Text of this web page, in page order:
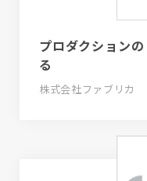
プロダクション
る
株式会社ファブリカ